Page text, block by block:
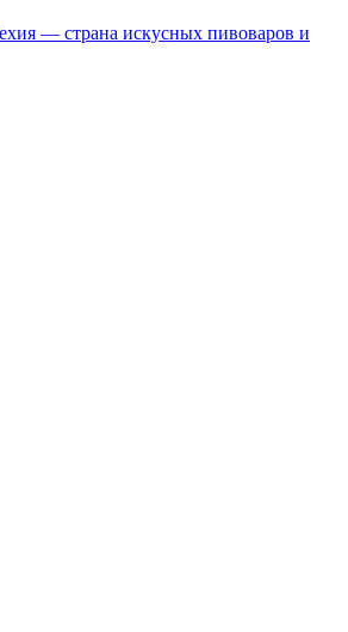
— страна искусных пивоваров и